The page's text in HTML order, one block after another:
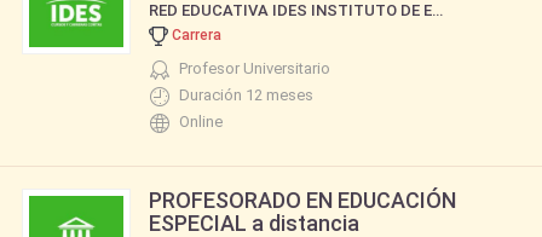
RED EDUCATIVA IDES INSTITUTO DE ESTUDIOS SOCIALES DE BUENOS AIRES
Carrera
Profesor Universitario
Duración 12 meses
Online
PROFESORADO EN EDUCACIÓN
ESPECIAL a distancia